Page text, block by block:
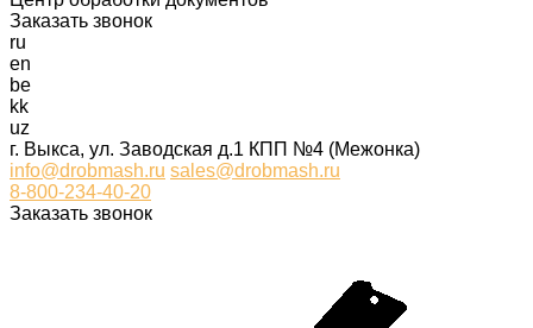
Заказать звонок
ru
en
be
kk
uz
г. Выкса, ул. Заводская д.1 КПП №4 (Межонка)
info@drobmash.ru sales@drobmash.ru
8-800-234-40-20
Заказать звонок